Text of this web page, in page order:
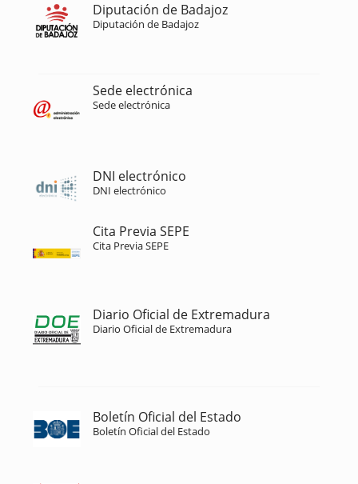
Diputación de Badajoz
Diputación de Badajoz
Sede electrónica
Sede electrónica
DNI electrónico
DNI electrónico
Cita Previa SEPE
Cita Previa SEPE
Diario Oficial de Extremadura
Diario Oficial de Extremadura
Boletín Oficial del Estado
Boletín Oficial del Estado